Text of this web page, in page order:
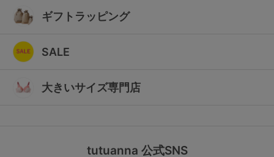
ギフトラッピング
SALE
大きいサイズ専門店
tutuanna 公式SNS